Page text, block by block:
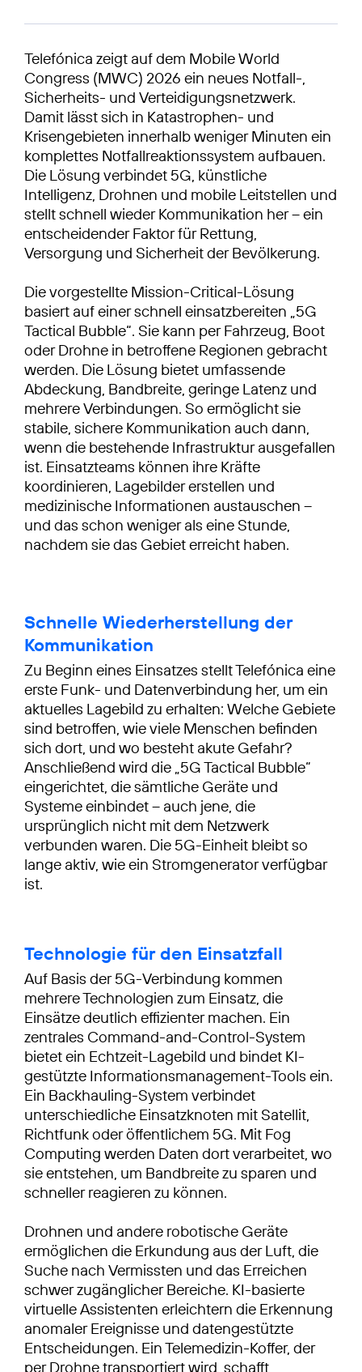
Telefónica zeigt auf dem Mobile World
Congress (MWC) 2026 ein neues Notfall-,
Sicherheits- und Verteidigungsnetzwerk.
Damit lässt sich in Katastrophen- und
Krisengebieten innerhalb weniger Minuten ein
komplettes Notfallreaktionssystem aufbauen.
Die Lösung verbindet 5G, künstliche
Intelligenz, Drohnen und mobile Leitstellen und
stellt schnell wieder Kommunikation her – ein
entscheidender Faktor für Rettung,
Versorgung und Sicherheit der Bevölkerung.
Die vorgestellte Mission-Critical-Lösung
basiert auf einer schnell einsatzbereiten „5G
Tactical Bubble“. Sie kann per Fahrzeug, Boot
oder Drohne in betroffene Regionen gebracht
werden. Die Lösung bietet umfassende
Abdeckung, Bandbreite, geringe Latenz und
mehrere Verbindungen. So ermöglicht sie
stabile, sichere Kommunikation auch dann,
wenn die bestehende Infrastruktur ausgefallen
ist. Einsatzteams können ihre Kräfte
koordinieren, Lagebilder erstellen und
medizinische Informationen austauschen –
und das schon weniger als eine Stunde,
nachdem sie das Gebiet erreicht haben.
Schnelle Wiederherstellung der
Kommunikation
Zu Beginn eines Einsatzes stellt Telefónica eine
erste Funk- und Datenverbindung her, um ein
aktuelles Lagebild zu erhalten: Welche Gebiete
sind betroffen, wie viele Menschen befinden
sich dort, und wo besteht akute Gefahr?
Anschließend wird die „5G Tactical Bubble“
eingerichtet, die sämtliche Geräte und
Systeme einbindet – auch jene, die
ursprünglich nicht mit dem Netzwerk
verbunden waren. Die 5G-Einheit bleibt so
lange aktiv, wie ein Stromgenerator verfügbar
ist.
Technologie für den Einsatzfall
Auf Basis der 5G-Verbindung kommen
mehrere Technologien zum Einsatz, die
Einsätze deutlich effizienter machen. Ein
zentrales Command-and-Control-System
bietet ein Echtzeit-Lagebild und bindet KI-
gestützte Informationsmanagement-Tools ein.
Ein Backhauling-System verbindet
unterschiedliche Einsatzknoten mit Satellit,
Richtfunk oder öffentlichem 5G. Mit Fog
Computing werden Daten dort verarbeitet, wo
sie entstehen, um Bandbreite zu sparen und
schneller reagieren zu können.
Drohnen und andere robotische Geräte
ermöglichen die Erkundung aus der Luft, die
Suche nach Vermissten und das Erreichen
schwer zugänglicher Bereiche. KI-basierte
virtuelle Assistenten erleichtern die Erkennung
anomaler Ereignisse und datengestützte
Entscheidungen. Ein Telemedizin-Koffer, der
per Drohne transportiert wird, schafft